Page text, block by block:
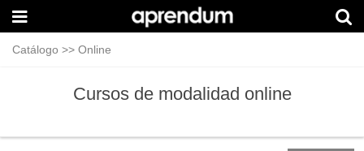
Catálogo >> Online
Cursos de modalidad online